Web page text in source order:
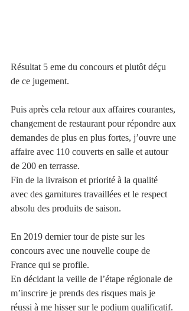
Résultat 5 eme du concours et plutôt déçu
de ce jugement.
Puis après cela retour aux affaires courantes,
changement de restaurant pour répondre aux
demandes de plus en plus fortes, j’ouvre une
affaire avec 110 couverts en salle et autour
de 200 en terrasse.
Fin de la livraison et priorité à la qualité
avec des garnitures travaillées et le respect
absolu des produits de saison.
En 2019 dernier tour de piste sur les
concours avec une nouvelle coupe de
France qui se profile.
En décidant la veille de l’étape régionale de
m’inscrire je prends des risques mais je
réussi à me hisser sur le podium qualificatif.